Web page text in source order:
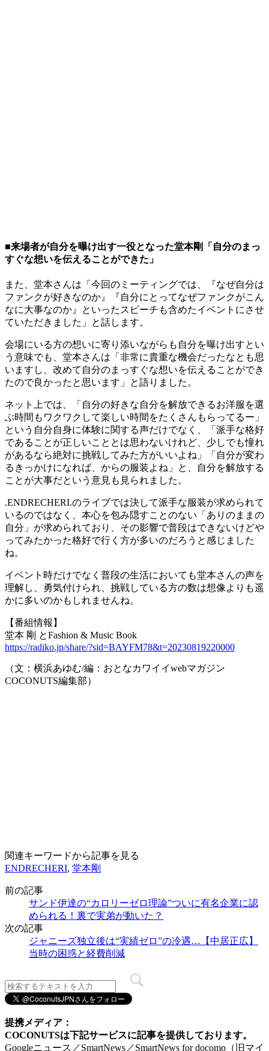
■来場者が自分を曝け出す一役となった堂本剛「自分のまっ
すぐな想いを伝えることができた」
また、堂本さんは「今回のミーティングでは、『なぜ自分は
ファンクが好きなのか』『自分にとってなぜファンクがこん
なに大事なのか』といったスピーチも含めたイベントにさせ
ていただきました」と話します。
会場にいる方の想いに寄り添いながらも自分を曝け出すとい
う意味でも、堂本さんは「非常に貴重な機会だったなとも思
いますし、改めて自分のまっすぐな想いを伝えることができ
たので良かったと思います」と語りました。
ネット上では、「自分の好きな自分を解放できるお洋服を選
ぶ時間もワクワクして楽しい時間をたくさんもらってるー」
という自分自身に体験に関する声だけでなく、「派手な格好
であることが正しいこととは思わないけれど、少しでも憧れ
があるなら絶対に挑戦してみた方がいいよね」「自分が変わ
るきっかけになれば、からの服装よね」と、自分を解放する
ことが大事だという意見も見られました。
.ENDRECHERI.のライブでは決して派手な服装が求められて
いるのではなく、本心を包み隠すことのない「ありのままの
自分」が求められており、その影響で普段はできないけどや
ってみたかった格好で行く方が多いのだろうと感じました
ね。
イベント時だけでなく普段の生活においても堂本さんの声を
理解し、勇気付けられ、挑戦している方の数は想像よりも遥
かに多いのかもしれませんね。
【番組情報】
堂本 剛 とFashion & Music Book
https://radiko.jp/share/?sid=BAYFM78&t=20230819220000
（文：横浜あゆむ/編：おとなカワイイwebマガジン
COCONUTS編集部）
関連キーワードから記事を見る
ENDRECHERI, 堂本剛
前の記事
サンド伊達の“カロリーゼロ理論”ついに有名企業に認
められる！裏で実弟が動いた？
次の記事
ジャニーズ独立後は“実績ゼロ”の冷遇…【中居正広】
当時の困惑と経費削減
提携メディア：
COCONUTSは下記サービスに記事を提供しております。
Googleニュース／SmartNews／SmartNews for docomo（旧マイ